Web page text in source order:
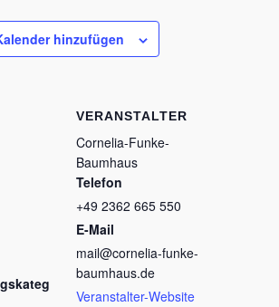
hinzufügen
VERANSTALTER
Cornelia-Funke-
Baumhaus
Telefon
+49 2362 665 550
E-Mail
mail@cornelia-funke-
baumhaus.de
Veranstalter-Website